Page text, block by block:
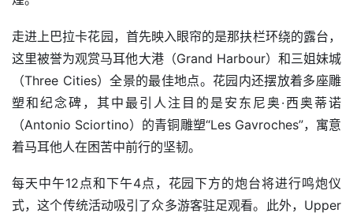
走进上巴拉卡花园，首先映入眼帘的是那扶栏环绕的露台，
这里被誉为观赏马耳他大港（Grand Harbour）和三姐妹城
（Three Cities）全景的最佳地点。花园内还摆放着多座雕
塑和纪念碑，其中最引人注目的是安东尼奥·西奥蒂诺
（Antonio Sciortino）的青铜雕塑“Les Gavroches”，寓意
着马耳他人在困苦中前行的坚韧。
每天中午12点和下午4点，花园下方的炮台将进行鸣炮仪
式，这个传统活动吸引了众多游客驻足观看。此外，Upper